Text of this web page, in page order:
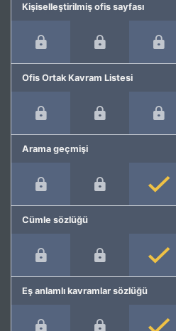
Kişiselleştirilmiş ofis sayfası
Ofis Ortak Kavram Listesi
Arama geçmişi
Cümle sözlüğü
Eş anlamlı kavramlar sözlüğü